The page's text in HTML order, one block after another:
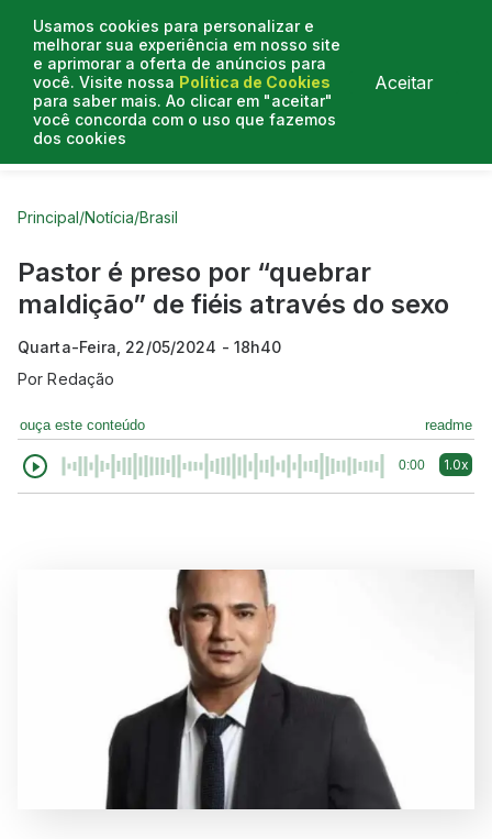
Usamos cookies para personalizar e
melhorar sua experiência em nosso site
e aprimorar a oferta de anúncios para
você. Visite nossa Política de Cookies
para saber mais. Ao clicar em "aceitar"
você concorda com o uso que fazemos
dos cookies
Aceitar
Curtas do Poder
Principal/Notícia/Brasil
Pastor é preso por “quebrar
maldição” de fiéis através do sexo
Quarta-Feira, 22/05/2024 - 18h40
PorRedação
ouça este conteúdo readme
0:00 1.0x